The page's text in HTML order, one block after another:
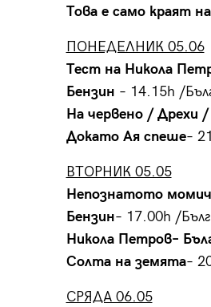
Това е само краят
ПОНЕДЕЛНИК 05.06
Tест на Никола
Бензин – 14.15h /
На червено / Дрехи
Докато Ая спеше–
ВТОРНИК 05.05
Непознатото
Бензин– 17.00h /
Никола Петров–
Солта на земята–
СРЯДА 06.05